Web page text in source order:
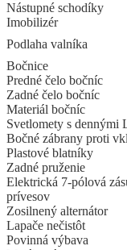
Nástupné schodíky
Imobilizér
Podlaha valníka
Bočnice
Predné čelo bočníc
Zadné čelo bočníc
Materiál bočníc
Svetlomety s dennými
Bočné zábrany proti
Plastové blatníky
Zadné pruženie
Elektrická 7-pólová
prívesov
Zosilnený alternátor
Lapače nečistôt
Povinná výbava